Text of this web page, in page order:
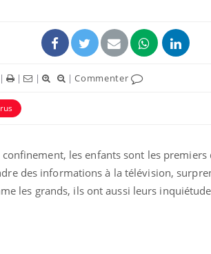
| | | |Commenter
les enfants sont les
des informations à la télévision,
les grands, ils ont aussi leurs